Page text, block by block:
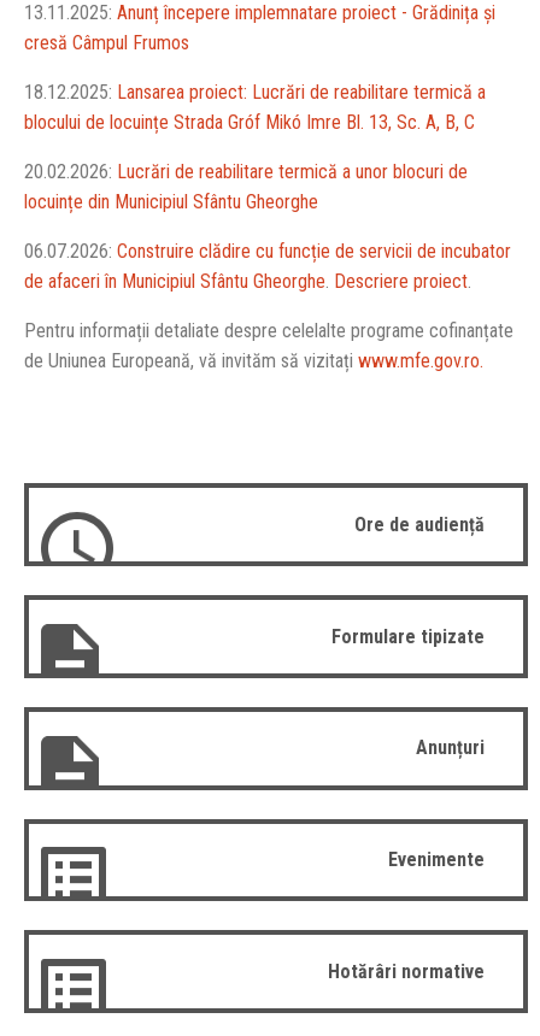
13.11.2025: Anunț începere implemnatare proiect - Grădinița și
cresă Câmpul Frumos
18.12.2025: Lansarea proiect: Lucrări de reabilitare termică a
blocului de locuințe Strada Gróf Mikó Imre Bl. 13, Sc. A, B, C
20.02.2026: Lucrări de reabilitare termică a unor blocuri de
locuințe din Municipiul Sfântu Gheorghe
06.07.2026: Construire clădire cu funcție de servicii de incubator
de afaceri în Municipiul Sfântu Gheorghe. Descriere proiect.
Pentru informații detaliate despre celelalte programe cofinanțate
de Uniunea Europeană, vă invităm să vizitați www.mfe.gov.ro.
Ore de audiență
Formulare tipizate
Anunțuri
Evenimente
Hotărâri normative